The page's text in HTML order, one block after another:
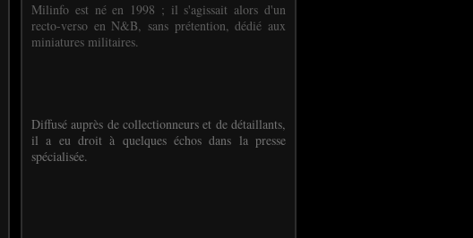
Milinfo est né en 1998 ; il s'agissait alors d'un
recto-verso en N&B, sans prétention, dédié aux
miniatures militaires.
Diffusé auprès de collectionneurs et de détaillants,
il a eu droit à quelques échos dans la presse
spécialisée.